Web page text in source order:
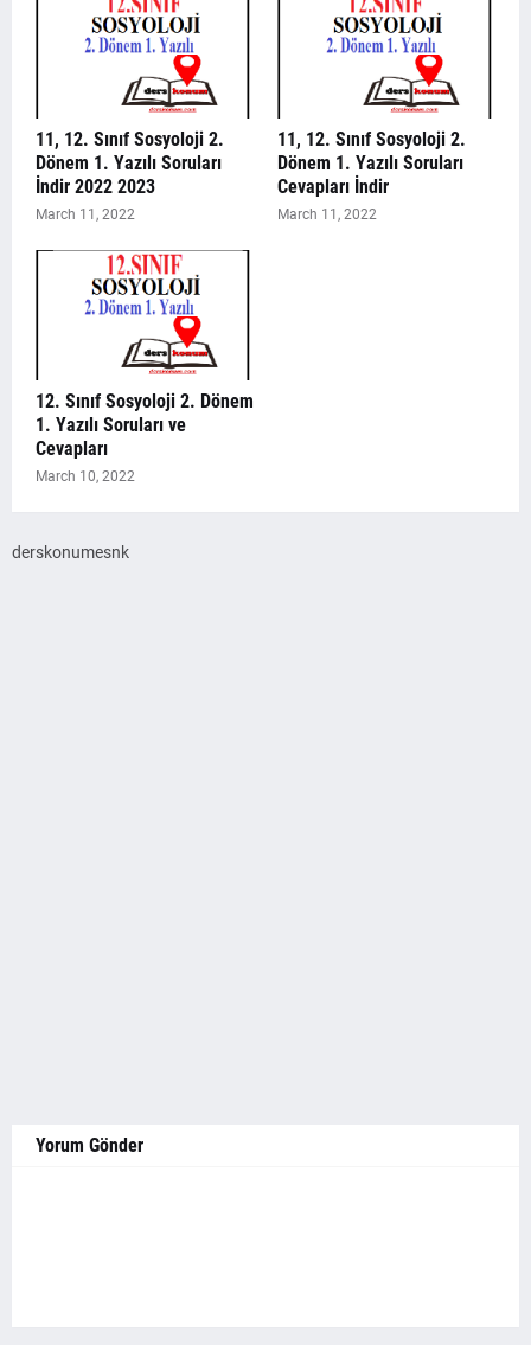
11, 12. Sınıf Sosyoloji 2.
Dönem 1. Yazılı Soruları
İndir 2022 2023
March 11, 2022
11, 12. Sınıf Sosyoloji 2.
Dönem 1. Yazılı Soruları
Cevapları İndir
March 11, 2022
12. Sınıf Sosyoloji 2. Dönem
1. Yazılı Soruları ve
Cevapları
March 10, 2022
derskonumesnk
Yorum Gönder